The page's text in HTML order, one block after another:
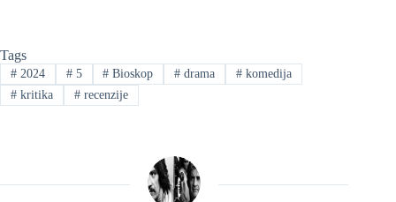
Tags
#2024 #5 # Bioskop # drama # komedija
#kritika #recenzije